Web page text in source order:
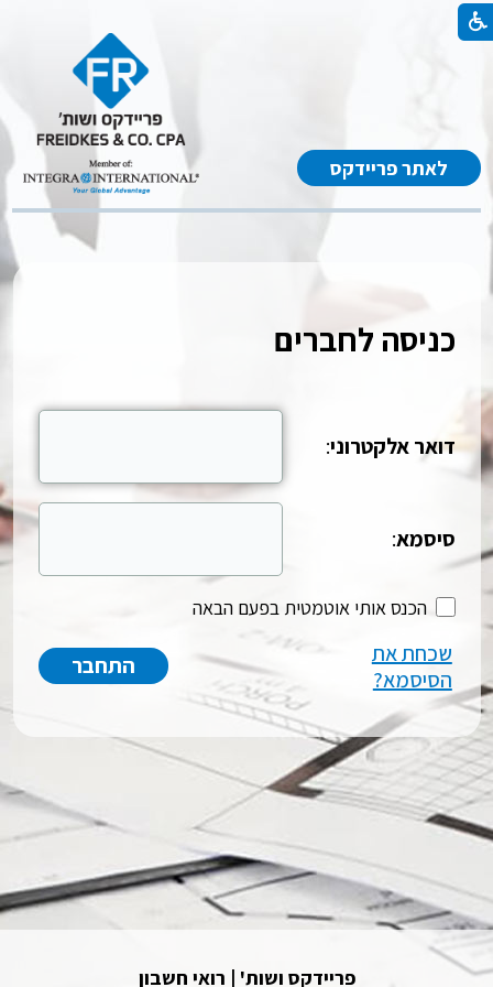
לאתר פריידקס
כניסה לחברים
דואר אלקטרוני:
סיסמא:
הכנס אותי אוטמטית בפעם הבאה
שכחת את
הסיסמא?
פריידקס ושות' | רואי חשבון